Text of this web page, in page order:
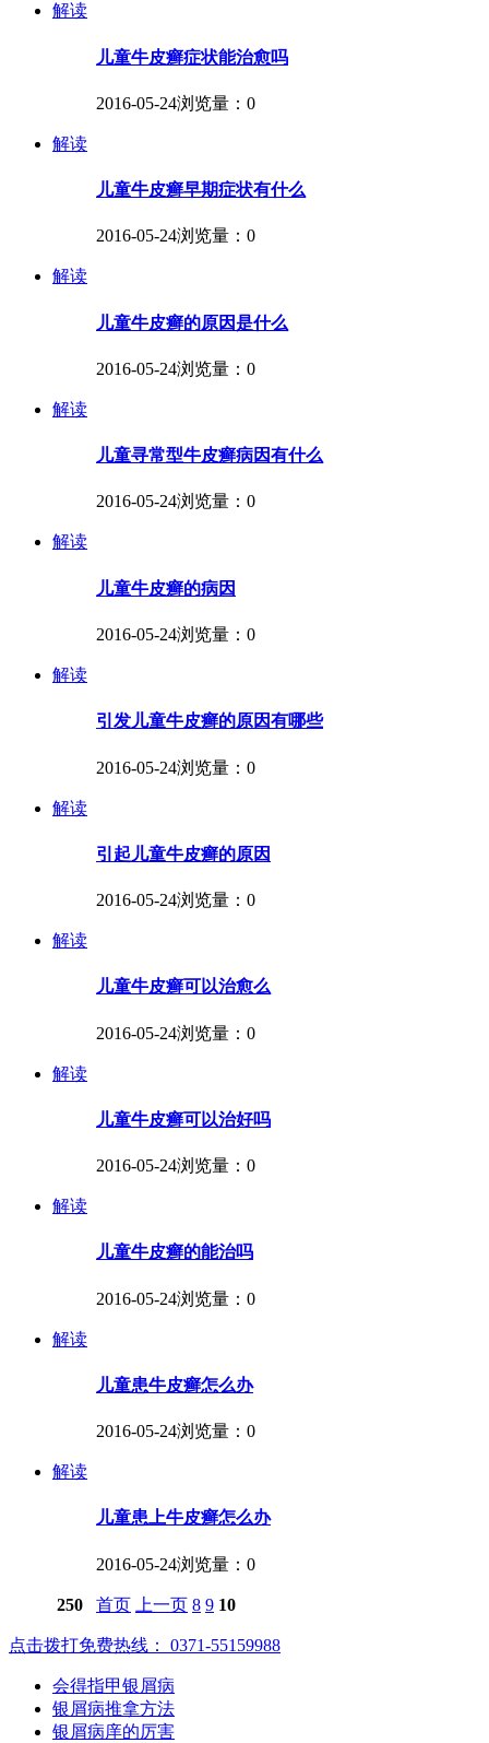
解读
儿童牛皮癣症状能治愈吗
2016-05-24浏览量：0
解读
儿童牛皮癣早期症状有什么
2016-05-24浏览量：0
解读
儿童牛皮癣的原因是什么
2016-05-24浏览量：0
解读
儿童寻常型牛皮癣病因有什么
2016-05-24浏览量：0
解读
儿童牛皮癣的病因
2016-05-24浏览量：0
解读
引发儿童牛皮癣的原因有哪些
2016-05-24浏览量：0
解读
引起儿童牛皮癣的原因
2016-05-24浏览量：0
解读
儿童牛皮癣可以治愈么
2016-05-24浏览量：0
解读
儿童牛皮癣可以治好吗
2016-05-24浏览量：0
解读
儿童牛皮癣的能治吗
2016-05-24浏览量：0
解读
儿童患牛皮癣怎么办
2016-05-24浏览量：0
解读
儿童患上牛皮癣怎么办
2016-05-24浏览量：0
250 首页 上一页 8 9 10
点击拨打免费热线： 0371-55159988
会得指甲银屑病
银屑病推拿方法
银屑病庠的厉害